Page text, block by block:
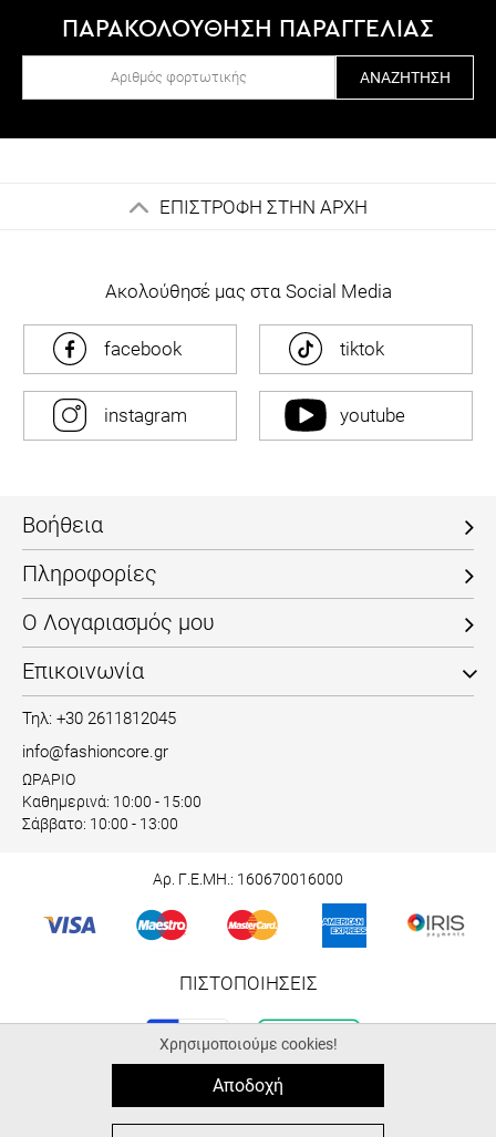
ΠΑΡΑΚΟΛΟΥΘΗΣΗ ΠΑΡΑΓΓΕΛΙΑΣ
ΑΝΑΖΉΤΗΣΗ
ΕΠΙΣΤΡΟΦΗ ΣΤΗΝ ΑΡΧΗ
Ακολούθησέ μας στα Social Media
facebook tiktok
instagram youtube
Βοήθεια
Πληροφορίες
Ο Λογαριασμός μου
Επικοινωνία
Τηλ: +30 2611812045
info@fashioncore.gr
ΩΡΑΡΙΟ
Καθημερινά: 10:00 - 15:00
Σάββατο: 10:00 - 13:00
Αρ. Γ.Ε.ΜΗ.: 160670016000
ΠΙΣΤΟΠΟΙΗΣΕΙΣ
© 2026 fashioncore.gr
ALL-IN-ONE eCommerce Business Development by Plushost.gr
Χρησιμοποιούμε cookies!
Αποδοχή